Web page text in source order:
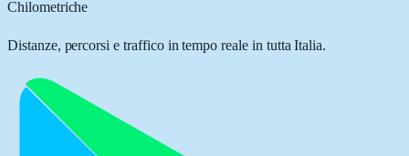
Chilometriche
Distanze, percorsi e traffico in tempo reale in tutta Italia.